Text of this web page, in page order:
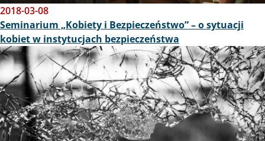
2018-03-08
Seminarium „Kobiety i Bezpieczeństwo” – o sytuacji
kobiet w instytucjach bezpieczeństwa
Obraz